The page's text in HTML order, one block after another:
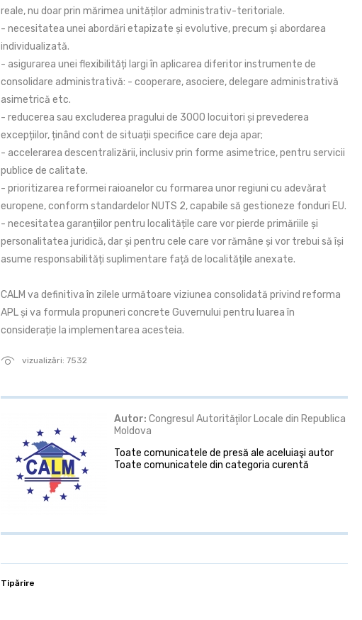
vizualizări: 7532
reale, nu doar prin mărimea unităților administrativ-teritoriale.
- necesitatea unei abordări etapizate și evolutive, precum și abordarea
individualizată.
- asigurarea unei flexibilități largi în aplicarea diferitor instrumente de
consolidare administrativă: - cooperare, asociere, delegare administrativă
asimetrică etc.
- reducerea sau excluderea pragului de 3000 locuitori și prevederea
excepțiilor, ținând cont de situații specifice care deja apar;
- accelerarea descentralizării, inclusiv prin forme asimetrice, pentru servicii
publice de calitate.
- prioritizarea reformei raioanelor cu formarea unor regiuni cu adevărat
europene, conform standardelor NUTS 2, capabile să gestioneze fonduri EU.
- necesitatea garanțiilor pentru localitățile care vor pierde primăriile și
personalitatea juridică, dar și pentru cele care vor rămâne și vor trebui să își
asume responsabilități suplimentare față de localitățile anexate.
CALM va definitiva în zilele următoare viziunea consolidată privind reforma
APL și va formula propuneri concrete Guvernului pentru luarea în
considerație la implementarea acesteia.
Autor: Congresul Autorităţilor Locale din Republica
Moldova
Toate comunicatele de presă ale aceluiaşi autor
Toate comunicatele din categoria curentă
Tipărire